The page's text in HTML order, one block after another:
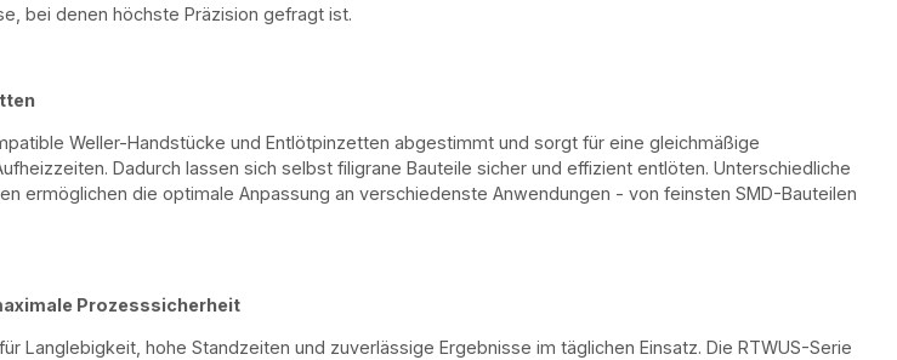
bei denen höchste Präzision gefragt ist.
Weller-Handstücke und Entlötpinzetten abgestimmt und sorgt für eine gleichmäßige
Dadurch lassen sich selbst filigrane Bauteile sicher und effizient entlöten. Unterschiedliche
ermöglichen die optimale Anpassung an verschiedenste Anwendungen - von feinsten SMD-Bauteilen
Prozesssicherheit
Langlebigkeit, hohe Standzeiten und zuverlässige Ergebnisse im täglichen Einsatz. Die RTWUS-Serie